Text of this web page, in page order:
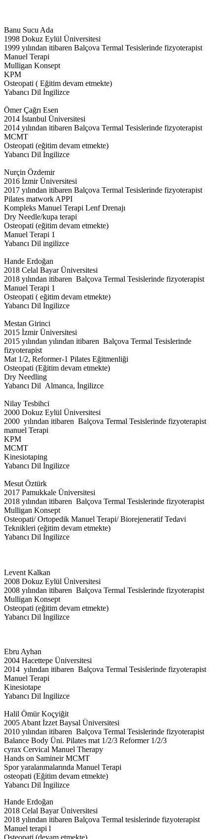
Banu Sucu Ada
1998 Dokuz Eylül Üniversitesi
1999 yılından itibaren Balçova Termal Tesislerinde fizyoterapist
Manuel Terapi
Mulligan Konsept
KPM
Osteopati ( Eğitim devam etmekte)
Yabancı Dil İngilizce
Ömer Çağrı Esen
2014 İstanbul Üniversitesi
2014 yılından itibaren Balçova Termal Tesislerinde fizyoterapist
MCMT
Osteopati (eğitim devam etmekte)
Yabancı Dil İngilizce
Nurçin Özdemir
2016 İzmir Üniversitesi
2017 yılından itibaren Balçova Termal Tesislerinde fizyoterapist
Pilates matwork APPI
Kompleks Manuel Terapi Lenf Drenajı
Dry Needle/kupa terapi
Osteopati (eğitim devam etmekte)
Manuel Terapi 1
Yabancı Dil ingilizce
Hande Erdoğan
2018 Celal Bayar Üniversitesi
2018 yılından itibaren Balçova Termal Tesislerinde fizyoterapist
Manuel Terapi 1
Osteopati ( eğitim devam etmekte)
Yabancı Dil İngilizce
Mestan Girinci
2015 İzmir Üniversitesi
2015 yılından yılından itibaren Balçova Termal Tesislerinde
fizyoterapist
Mat 1/2, Reformer-1 Pilates Eğitmenliği
Osteopati (Eğitim devam etmekte)
Dry Needling
Yabancı Dil Almanca, İngilizce
Nilay Tesbihci
2000 Dokuz Eylül Üniversitesi
2000 yılından itibaren Balçova Termal Tesislerinde fizyoterapist
manuel Terapi
KPM
MCMT
Kinesiotaping
Yabancı Dil İngilizce
Mesut Öztürk
2017 Pamukkale Üniversitesi
2018 yılından itibaren Balçova Termal Tesislerinde fizyoterapist
Mulligan Konsept
Osteopati/ Ortopedik Manuel Terapi/ Biorejeneratif Tedavi
Teknikleri (eğitim devam etmekte)
Yabancı Dil İngilizce
Levent Kalkan
2008 Dokuz Eylül Üniversitesi
2008 yılından itibaren Balçova Termal Tesislerinde fizyoterapist
Mulligan Konsept
Osteopati (eğitim devam etmekte)
Yabancı Dil İngilizce
Ebru Ayhan
2004 Hacettepe Üniversitesi
2014 yılından itibaren Balçova Termal Tesislerinde fizyoterapist
Manuel Terapi
Kinesiotape
Yabancı Dil İngilizce
Halil Ömür Koçyiğit
2005 Abant İzzet Baysal Üniversitesi
2010 yılından itibaren Balçova Termal Tesislerinde fizyoterapist
Balance Body Üni. Pilates mat 1/2/3 Reformer 1/2/3
cyrax Cervical Manuel Therapy
Hands on Samineir MCMT
Spor yaralanmalarında Manuel Terapi
osteopati (Eğitim devam etmekte)
Yabancı Dil İngilizce
Hande Erdoğan
2018 Celal Bayar Üniversitesi
2018 yılından itibaren Balçova Termal tesislerinde fizyoterapist
Manuel terapi l
Osteopati (devam etmekte)